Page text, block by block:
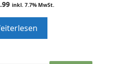
inkl. 7.7% MwSt.